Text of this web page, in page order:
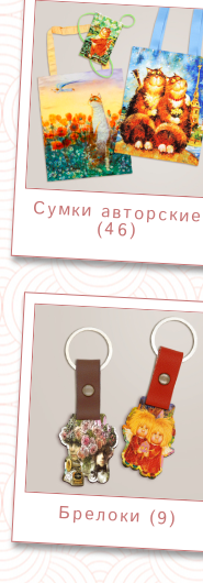
Сумки авторские
(46)
Брелоки (9)